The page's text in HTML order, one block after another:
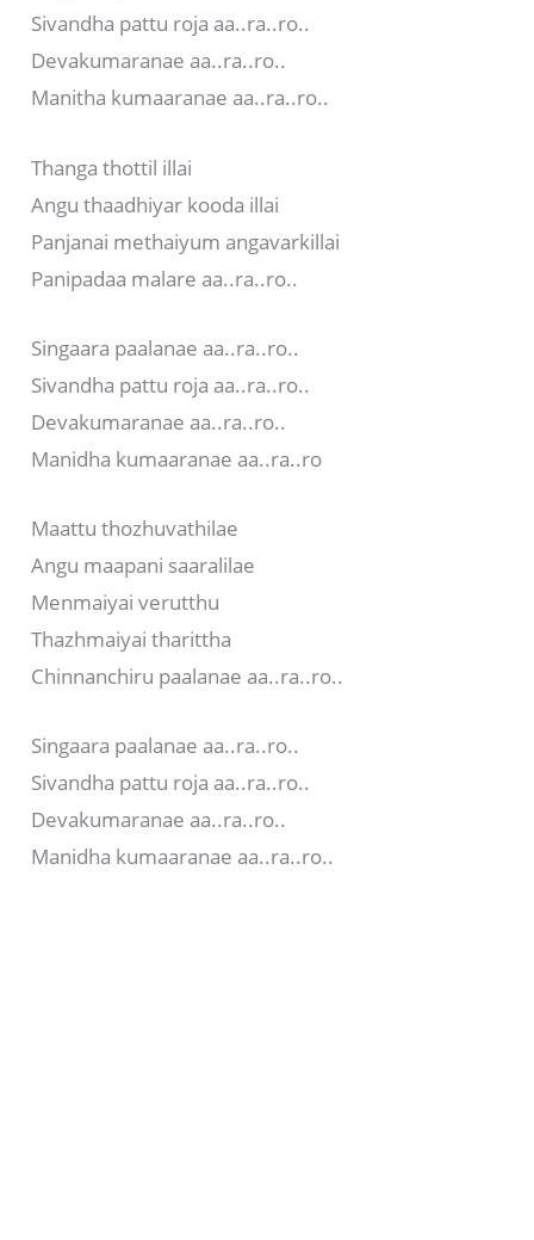
Sivandha pattu roja aa..ra..ro..
Devakumaranae aa..ra..ro..
Manitha kumaaranae aa..ra..ro..
Thanga thottil illai
Angu thaadhiyar kooda illai
Panjanai methaiyum angavarkillai
Panipadaa malare aa..ra..ro..
Singaara paalanae aa..ra..ro..
Sivandha pattu roja aa..ra..ro..
Devakumaranae aa..ra..ro..
Manidha kumaaranae aa..ra..ro
Maattu thozhuvathilae
Angu maapani saaralilae
Menmaiyai verutthu
Thazhmaiyai tharittha
Chinnanchiru paalanae aa..ra..ro..
Singaara paalanae aa..ra..ro..
Sivandha pattu roja aa..ra..ro..
Devakumaranae aa..ra..ro..
Manidha kumaaranae aa..ra..ro..